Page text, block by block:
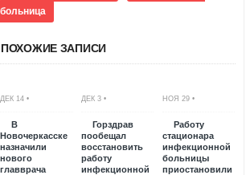
больница
ПОХОЖИЕ ЗАПИСИ
ДЕК 14 •
В
Новочеркасске
назначили
нового
главврача
ДЕК 3 •
Горздрав
пообещал
восстановить
работу
инфекционной
НОЯ 29 •
Работу
стационара
инфекционной
больницы
приостановили